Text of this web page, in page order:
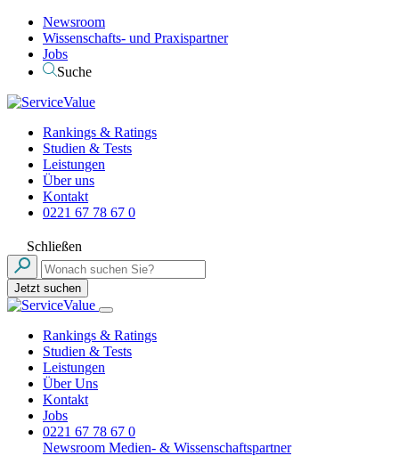
Newsroom
Wissenschafts- und Praxispartner
Jobs
Suche
Rankings & Ratings
Studien & Tests
Leistungen
Über uns
Kontakt
0221 67 78 67 0
Schließen
Jetzt suchen
Rankings & Ratings
Studien & Tests
Leistungen
Über Uns
Kontakt
Jobs
0221 67 78 67 0
Newsroom Medien- & Wissenschaftspartner